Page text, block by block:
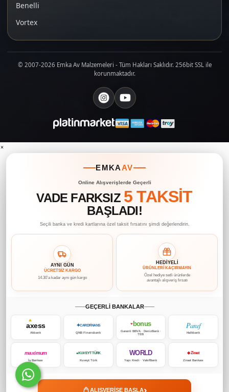
Benelli
Vortex
© 2007-2026 Emka Av Malzemeleri - Tüm Hakları Saklıdır. 256bit SSL ile
korunmaktadır.
×
EMKAAV
Online Alışverişlerde Geçerli
VADE FARKSIZ 5 TAKSİT
BAŞLADI!
Seçili banka ve kredi kartlarına özel taksit fırsatını şimdi değerlendirin.
AYNI GÜN
ÜCRETSİZ KARGO
14.30’a kadar aynı gün kargo
HEDİYELİ
ÜRÜNLERİ KAÇIRMAYIN
Özel hediye setli ürünlerde
avantajlı alışveriş fırsatı
GEÇERLİ BANKALAR
axess
Akbank
✦CARDFİNANS
QNB Finansbank
♥bonus
Garanti BBVA · DenizBank ·
TEB
Paraf
Halkbank
maximum
İş Bankası
● KUVEYT TÜRK
Kuveyt Türk
WORLD
Yapı Kredi · VakıfBank
◆ Ziraat
Ziraat Bankası
ALIŞVERİŞE BAŞLA